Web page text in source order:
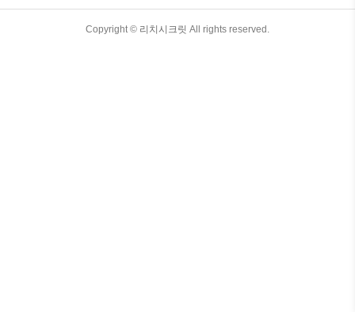
게 정리해드릴 테니, 끝까지 읽어보시고 나만
의 냉장고 관리법도 꼭 챙겨가세요! 1. 냉장고
Copyright © 리치시크릿 All rights reserved.
TistoryWhaleSkin3.4